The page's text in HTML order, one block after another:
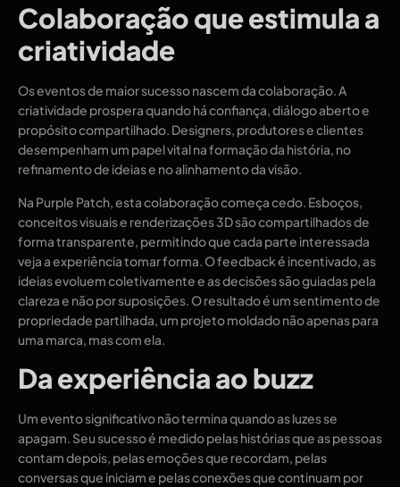
Colaboração que estimula a
criatividade
Os eventos de maior sucesso nascem da colaboração. A
criatividade prospera quando há confiança, diálogo aberto e
propósito compartilhado. Designers, produtores e clientes
desempenham um papel vital na formação da história, no
refinamento de ideias e no alinhamento da visão.
Na Purple Patch, esta colaboração começa cedo. Esboços,
conceitos visuais e renderizações 3D são compartilhados de
forma transparente, permitindo que cada parte interessada
veja a experiência tomar forma. O feedback é incentivado, as
ideias evoluem coletivamente e as decisões são guiadas pela
clareza e não por suposições. O resultado é um sentimento de
propriedade partilhada, um projeto moldado não apenas para
uma marca, mas com ela.
Da experiência ao buzz
Um evento significativo não termina quando as luzes se
apagam. Seu sucesso é medido pelas histórias que as pessoas
contam depois, pelas emoções que recordam, pelas
conversas que iniciam e pelas conexões que continuam por